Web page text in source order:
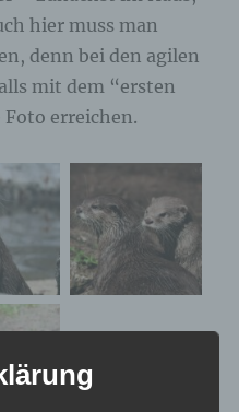
hier muss man
denn bei den agilen
mit dem “ersten
Foto erreichen.